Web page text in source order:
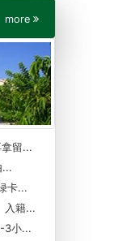
more
留...
...
卡...
入籍...
3小...